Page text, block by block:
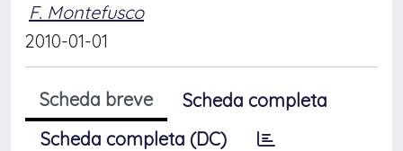
F. Montefusco
2010-01-01
Scheda breve
Scheda completa
Scheda completa (DC)